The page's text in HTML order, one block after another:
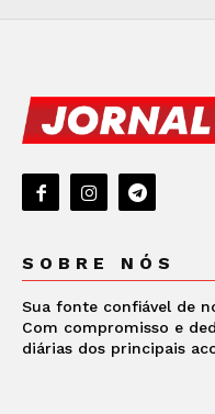
SOBRE NÓS
Sua fonte confiável de
Com compromisso e
diárias dos principais